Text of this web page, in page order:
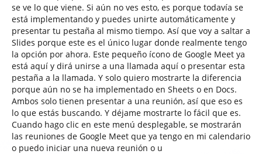
se ve lo que viene. Si aún no ves esto, es porque todavía se
está implementando y puedes unirte automáticamente y
presentar tu pestaña al mismo tiempo. Así que voy a saltar a
Slides porque este es el único lugar donde realmente tengo
la opción por ahora. Este pequeño ícono de Google Meet ya
está aquí y dirá unirse a una llamada aquí o presentar esta
pestaña a la llamada. Y solo quiero mostrarte la diferencia
porque aún no se ha implementado en Sheets o en Docs.
Ambos solo tienen presentar a una reunión, así que eso es
lo que estás buscando. Y déjame mostrarte lo fácil que es.
Cuando hago clic en este menú desplegable, se mostrarán
las reuniones de Google Meet que ya tengo en mi calendario
o puedo iniciar una nueva reunión o u